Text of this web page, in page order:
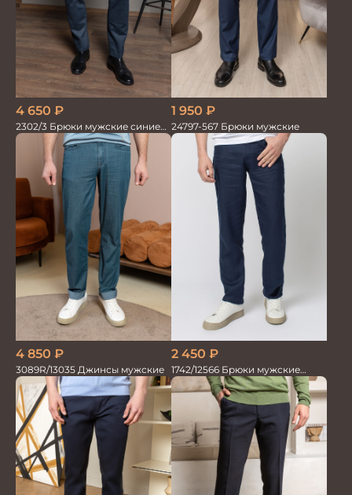
4 650 ₽
2302/3 Брюки мужские синие
диагональ
1 950 ₽
24797-567 Брюки мужские
4 850 ₽
3089R/13035 Джинсы мужские
2 450 ₽
1742/12566 Брюки мужские
100%лён т.синие